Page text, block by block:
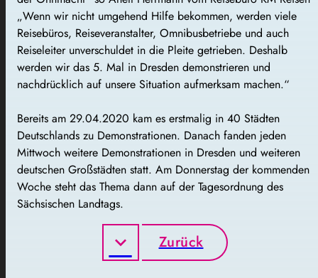
„Wenn wir nicht umgehend Hilfe bekommen, werden viele
Reisebüros, Reiseveranstalter, Omnibusbetriebe und auch
Reiseleiter unverschuldet in die Pleite getrieben. Deshalb
werden wir das 5. Mal in Dresden demonstrieren und
nachdrücklich auf unsere Situation aufmerksam machen.“
Bereits am 29.04.2020 kam es erstmalig in 40 Städten
Deutschlands zu Demonstrationen. Danach fanden jeden
Mittwoch weitere Demonstrationen in Dresden und weiteren
deutschen Großstädten statt. Am Donnerstag der kommenden
Woche steht das Thema dann auf der Tagesordnung des
Sächsischen Landtags.
Zurück